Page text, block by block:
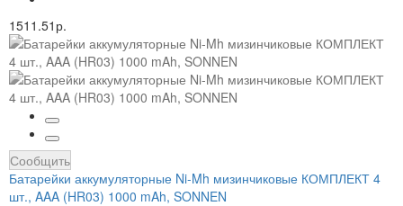
1511.51р.
Сообщить
Батарейки аккумуляторные Ni-Mh мизинчиковые КОМПЛЕКТ 4
шт., AAA (HR03) 1000 mAh, SONNEN